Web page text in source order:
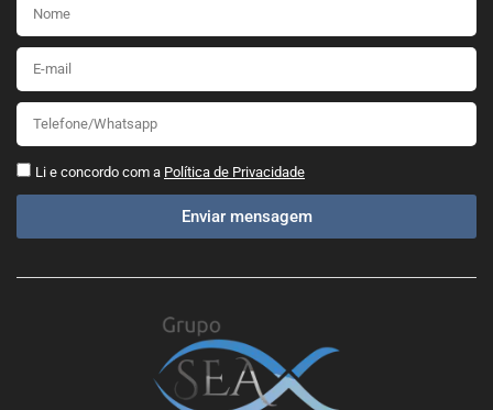
Li e concordo com a Política de Privacidade
Enviar mensagem